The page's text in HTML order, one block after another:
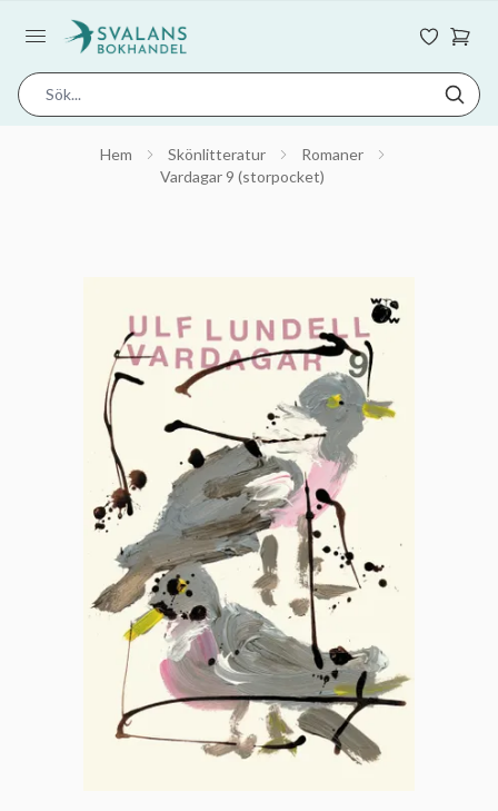
Hem Skönlitteratur
Romaner
Vardagar 9 (storpocket)